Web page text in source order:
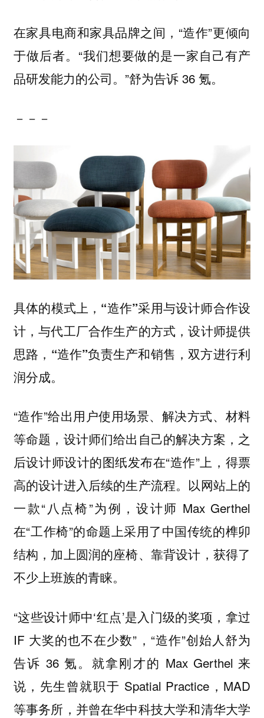
在家具电商和家具品牌之间，“造作”更倾向
于做后者。“我们想要做的是一家自己有产
品研发能力的公司。”舒为告诉 36 氪。
－－－
具体的模式上， “造作”采用与设计师合作设
计，与代工厂合作生产的方式，设计师提供
思路，“造作”负责生产和销售，双方进行利
润分成。
“造作”给出用户使用场景、解决方式、材料
等命题，设计师们给出自己的解决方案，之
后设计师设计的图纸发布在“造作”上，得票
高的设计进入后续的生产流程。以网站上的
一款“八点椅”为例，设计师 Max Gerthel
在“工作椅”的命题上采用了中国传统的榫卯
结构，加上圆润的座椅、靠背设计，获得了
不少上班族的青睐。
“这些设计师中‘红点’是入门级的奖项，拿过
IF 大奖的也不在少数”，“造作”创始人舒为
告诉 36 氪。就拿刚才的 Max Gerthel 来
说，先生曾就职于 Spatial Practice，MAD
等事务所，并曾在华中科技大学和清华大学